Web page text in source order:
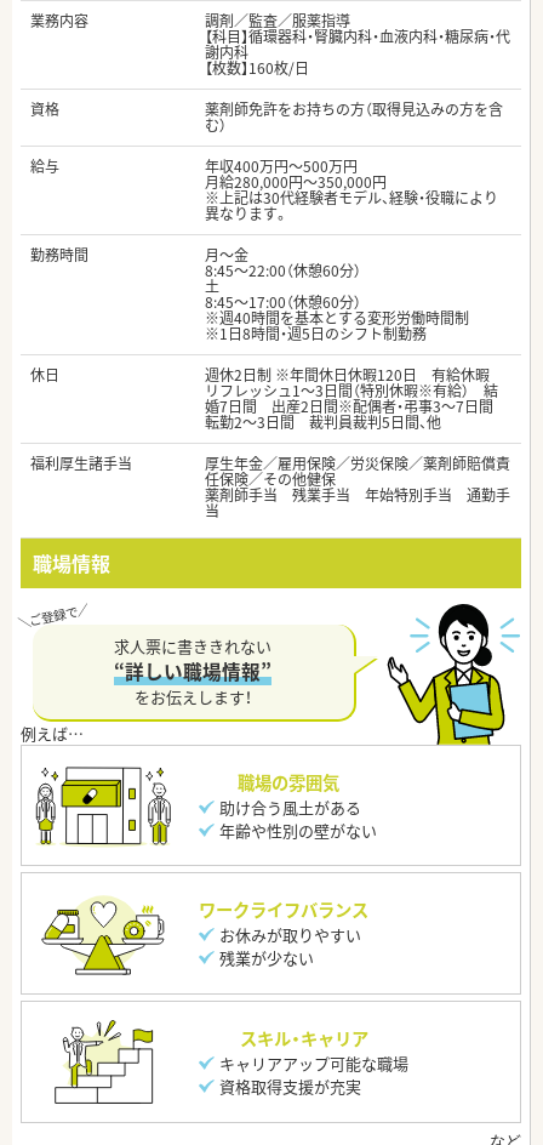
業務内容
調剤／監査／服薬指導
【科目】循環器科・腎臓内科・血液内科・糖尿病・代
謝内科
【枚数】160枚/日
資格
薬剤師免許をお持ちの方（取得見込みの方を含
む）
給与
年収400万円～500万円
月給280,000円～350,000円
※上記は30代経験者モデル、経験・役職により
異なります。
勤務時間
月～金
8:45～22:00（休憩60分）
土
8:45～17:00（休憩60分）
※週40時間を基本とする変形労働時間制
※1日8時間・週5日のシフト制勤務
休日
週休2日制 ※年間休日休暇120日 有給休暇
リフレッシュ1～3日間（特別休暇※有給） 結
婚7日間 出産2日間※配偶者・弔事3～7日間
転勤2～3日間 裁判員裁判5日間、他
福利厚生諸手当
厚生年金／雇用保険／労災保険／薬剤師賠償責
任保険／その他健保
薬剤師手当 残業手当 年始特別手当 通勤手
当
職場情報
求人票に書ききれない
“詳しい職場情報”
をお伝えします！
職場の雰囲気
助け合う風土がある
年齢や性別の壁がない
ワークライフバランス
お休みが取りやすい
残業が少ない
スキル・キャリア
キャリアアップ可能な職場
資格取得支援が充実